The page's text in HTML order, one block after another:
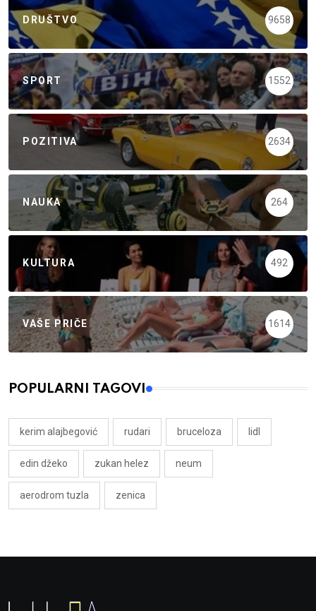
DRUŠTVO 9658
SPORT 1552
POZITIVA 2634
NAUKA 264
KULTURA 492
VAŠE PRIČE 1614
POPULARNI TAGOVI
kerim alajbegović rudari bruceloza lidl
edin džeko zukan helez neum
aerodrom tuzla zenica